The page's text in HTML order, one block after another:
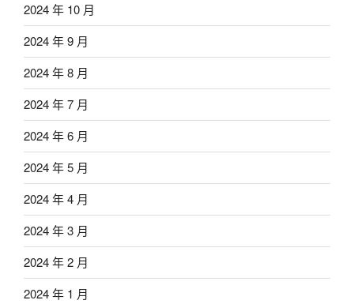
2024 年 10 月
2024 年 9 月
2024 年 8 月
2024 年 7 月
2024 年 6 月
2024 年 5 月
2024 年 4 月
2024 年 3 月
2024 年 2 月
2024 年 1 月